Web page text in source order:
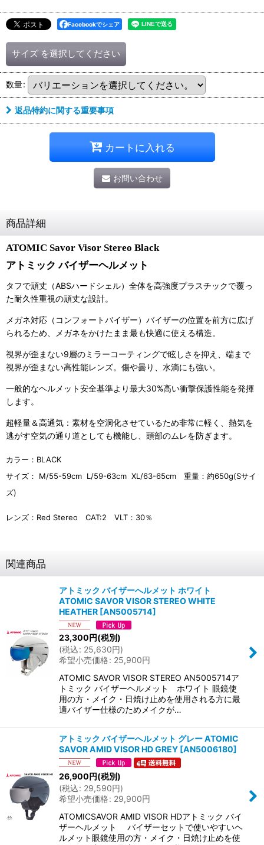
Facebookでシェア
サイズ を選択してください
数量:
返品特約に関する重要事項
カートに入れる
お問い合わせ
商品詳細
ATOMIC Savor Visor Stereo Black
アトミック バイザーヘルメット
タフで頑丈（ABSハードシェル）全体を高強度プラスチックで覆っ
た耐久性重視の頑丈な設計。
メガネ対応（コンフォートバイザー）バイザーの位置を前方に広げ
られるため、メガネをかけたまま最も快適に使える構造。
視界が歪まない9層のミラーコーティングで眩しさを抑え、端まで
視界が歪まない高性能レンズ。傷や曇り、水滴にも強い。
一般的なヘルメット安全基準より最大30%高い衝撃保護性能を発揮
します。
超軽量＆高通気：素材を空洞化させているため非常に軽く、熱気を
逃がす空気の通り道としても機能し、頭部のムレを防ぎます。
カラー：BLACK
サイズ： M/55-59cm L/59-63cm XL/63-65cm 重量：約650g(Sサイ
ズ)
レンズ：Red Stereo CAT:2 VLT：30％
関連商品
アトミック バイザーへルメット ホワイト
ATOMIC SAVOR VISOR STEREO WHITE
HEATHER [AN5005714]
23,300円(税別)
(税込: 25,630円)
希望小売価格: 25,900円
ATOMIC SAVOR VISOR STEREO AN5005714ア
トミック バイザーヘルメット ホワイト 眼鏡使
用の方・メイク・日焼け止めを使用される方に最
適バイザー仕様のためメイクが…
アトミック バイザーへルメット グレー ATOMIC
SAVOR AMID VISOR HD GREY [AN5006180]
26,900円(税別)
(税込: 29,590円)
希望小売価格: 29,900円
ATOMICSAVOR AMID VISOR HDアトミック バイ
ザーヘルメット バイザーセットで使いやすいヘ
ルメット眼鏡使用の方・メイク・日焼け止めを使